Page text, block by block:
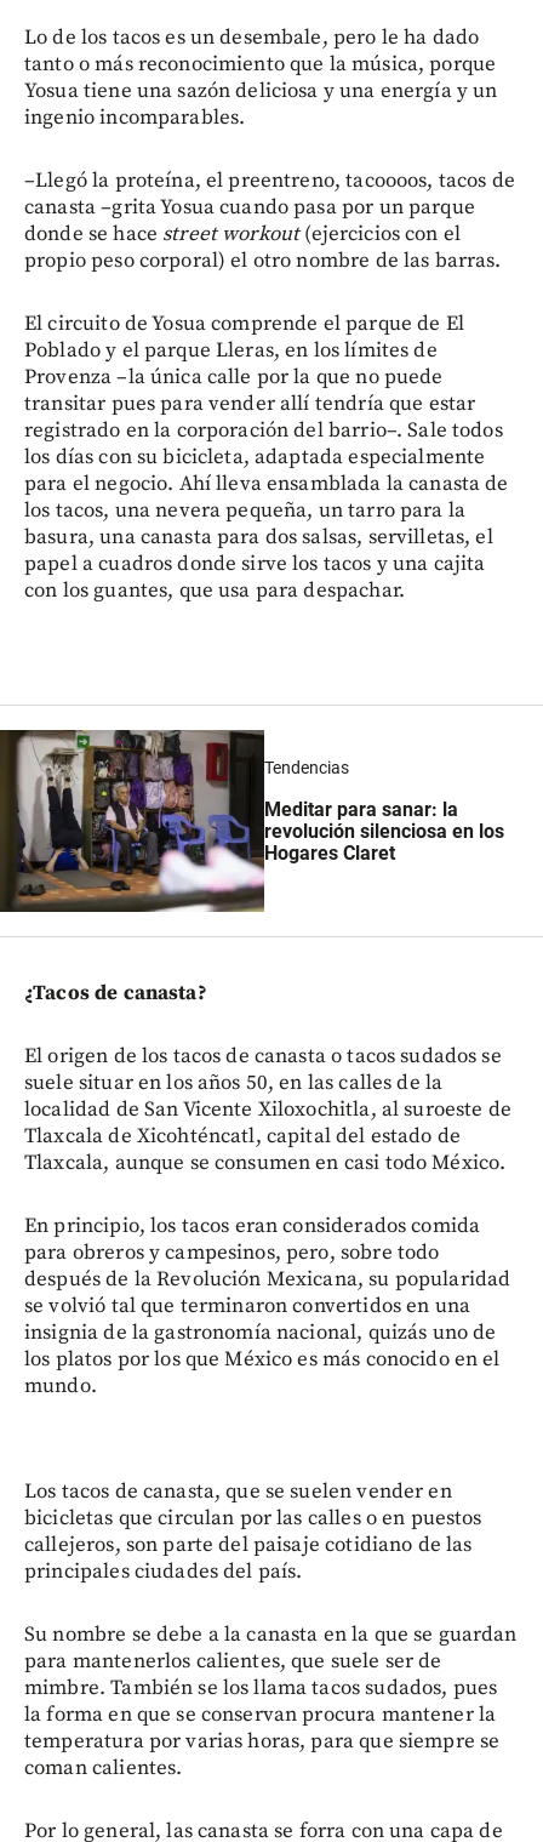
Lo de los tacos es un desembale, pero le ha dado
tanto o más reconocimiento que la música, porque
Yosua tiene una sazón deliciosa y una energía y un
ingenio incomparables.
–Llegó la proteína, el preentreno, tacoooos, tacos de
canasta –grita Yosua cuando pasa por un parque
donde se hace street workout(ejercicios con el
propio peso corporal) el otro nombre de las barras.
El circuito de Yosua comprende el parque de El
Poblado y el parque Lleras, en los límites de
Provenza –la única calle por la que no puede
transitar pues para vender allí tendría que estar
registrado en la corporación del barrio–. Sale todos
los días con su bicicleta, adaptada especialmente
para el negocio. Ahí lleva ensamblada la canasta de
los tacos, una nevera pequeña, un tarro para la
basura, una canasta para dos salsas, servilletas, el
papel a cuadros donde sirve los tacos y una cajita
con los guantes, que usa para despachar.
Tendencias
Meditar para sanar: la
revolución silenciosa en los
Hogares Claret
¿Tacos de canasta?
El origen de los tacos de canasta o tacos sudados se
suele situar en los años 50, en las calles de la
localidad de San Vicente Xiloxochitla, al suroeste de
Tlaxcala de Xicohténcatl, capital del estado de
Tlaxcala, aunque se consumen en casi todo México.
En principio, los tacos eran considerados comida
para obreros y campesinos, pero, sobre todo
después de la Revolución Mexicana, su popularidad
se volvió tal que terminaron convertidos en una
insignia de la gastronomía nacional, quizás uno de
los platos por los que México es más conocido en el
mundo.
Los tacos de canasta, que se suelen vender en
bicicletas que circulan por las calles o en puestos
callejeros, son parte del paisaje cotidiano de las
principales ciudades del país.
Su nombre se debe a la canasta en la que se guardan
para mantenerlos calientes, que suele ser de
mimbre. También se los llama tacos sudados, pues
la forma en que se conservan procura mantener la
temperatura por varias horas, para que siempre se
coman calientes.
Por lo general, las canasta se forra con una capa de